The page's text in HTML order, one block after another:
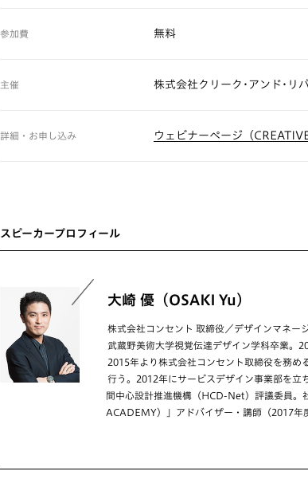
参加費 無料
主催 株式会社クリーク･アンド･リ
詳細・お申し込み ウェビナーページ（
スピーカープロフィール
大崎 優（OSAKI Yu）
株式会社コンセント 取締役／デザインマネー
武蔵野美術大学視覚伝達デザイン学科卒業。
2015年より株式会社コンセント取締役を務め
行う。2012年にサービスデザイン事業部を立
間中心設計推進機構（HCD-Net）評議委員。
ACADEMY）」アドバイザー・講師（2017年